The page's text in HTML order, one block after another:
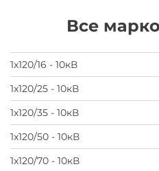
Все
1х120/16 - 10кВ
1х120/25 - 10кВ
1х120/35 - 10кВ
1х120/50 - 10кВ
1х120/70 - 10кВ